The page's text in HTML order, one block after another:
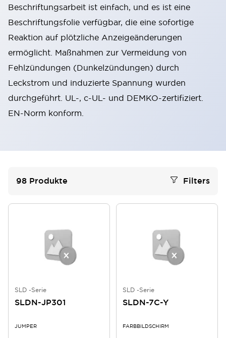
Beschriftungsarbeit ist einfach, und es ist eine
Beschriftungsfolie verfügbar, die eine sofortige
Reaktion auf plötzliche Anzeigeänderungen
ermöglicht. Maßnahmen zur Vermeidung von
Fehlzündungen (Dunkelzündungen) durch
Leckstrom und induzierte Spannung wurden
durchgeführt. UL-, c-UL- und DEMKO-zertifiziert.
EN-Norm konform.
98 Produkte Filters
SLD -Serie
SLDN-JP301
JUMPER
SLD -Serie
SLDN-7C-Y
FARBBILDSCHIRM